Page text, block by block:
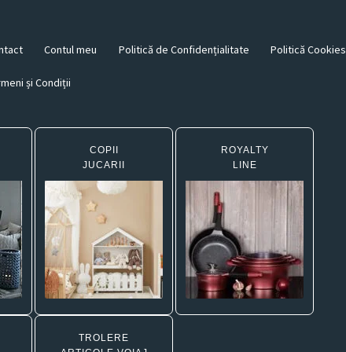
Contul meu Politică de Confidențialitate Politică Cookies
și Condiții
COPII
JUCARII
ROYALTY
LINE
TROLERE